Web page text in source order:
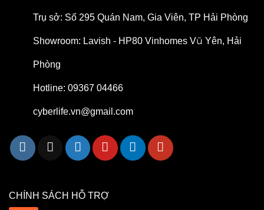
Trụ sở: Số 295 Quán Nam, Gia Viên, TP Hải Phòng
Showroom: Lavish - HP80 Vinhomes Vũ Yên, Hải
Phòng
Hotline: 09367 04466
cyberlife.vn@gmail.com
CHÍNH SÁCH HỖ TRỢ